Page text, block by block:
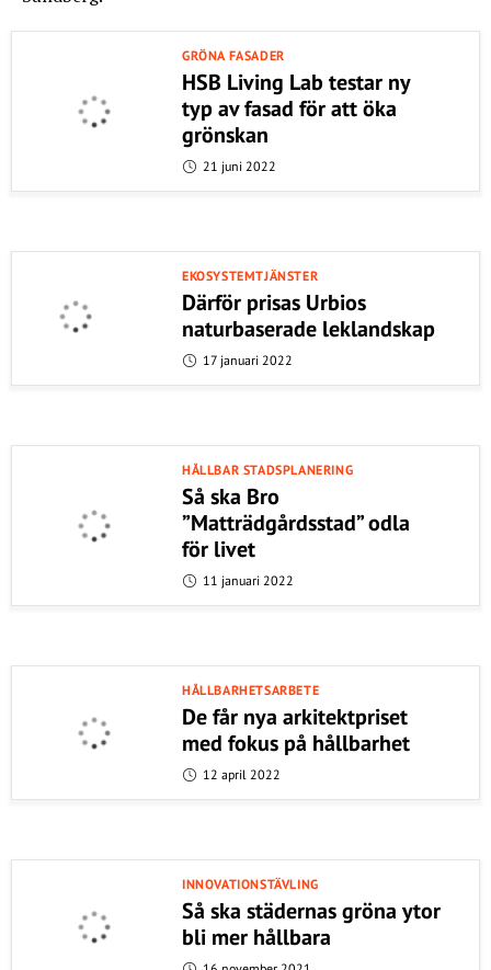
GRÖNA FASADER
HSB Living Lab testar ny
typ av fasad för att öka
grönskan
21 juni 2022
EKOSYSTEMTJÄNSTER
Därför prisas Urbios
naturbaserade leklandskap
17 januari 2022
HÅLLBAR STADSPLANERING
Så ska Bro
”Matträdgårdsstad” odla
för livet
11 januari 2022
HÅLLBARHETSARBETE
De får nya arkitektpriset
med fokus på hållbarhet
12 april 2022
INNOVATIONSTÄVLING
Så ska städernas gröna ytor
bli mer hållbara